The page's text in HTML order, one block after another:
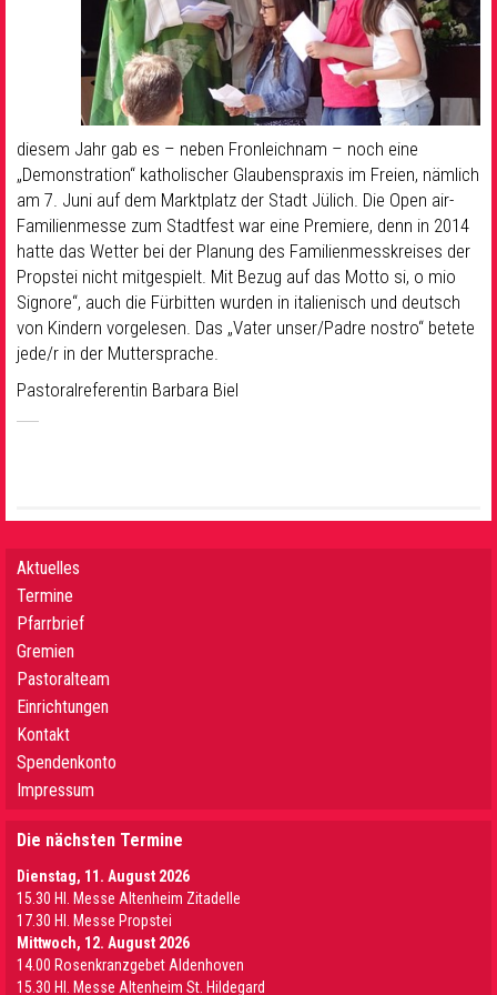
diesem Jahr gab es – neben Fronleichnam – noch eine
„Demonstration“ katholischer Glaubenspraxis im Freien, nämlich
am 7. Juni auf dem Marktplatz der Stadt Jülich. Die Open air-
Familienmesse zum Stadtfest war eine Premiere, denn in 2014
hatte das Wetter bei der Planung des Familienmesskreises der
Propstei nicht mitgespielt. Mit Bezug auf das Motto si, o mio
Signore“, auch die Fürbitten wurden in italienisch und deutsch
von Kindern vorgelesen. Das „Vater unser/Padre nostro“ betete
jede/r in der Muttersprache.
Pastoralreferentin Barbara Biel
Aktuelles
Termine
Pfarrbrief
Gremien
Pastoralteam
Einrichtungen
Kontakt
Spendenkonto
Impressum
Die nächsten Termine
Dienstag, 11. August 2026
15.30 Hl. Messe Altenheim Zitadelle
17.30 Hl. Messe Propstei
Mittwoch, 12. August 2026
14.00 Rosenkranzgebet Aldenhoven
15.30 Hl. Messe Altenheim St. Hildegard